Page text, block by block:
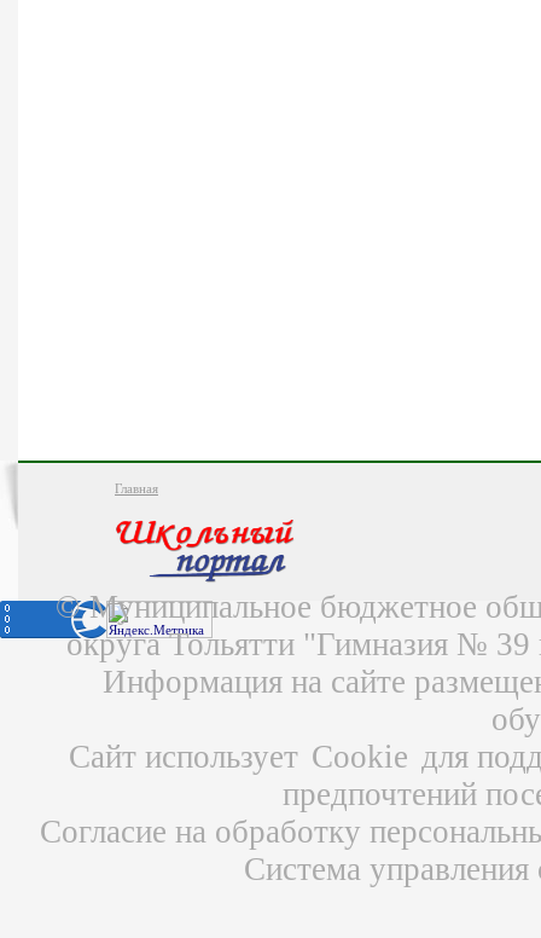
Главная
© Муниципальное бюджетное
округа Тольятти "Гимназия №
Информация на сайте
Сайт использует Cookie для
предпочтений
Согласие на обработку
Система